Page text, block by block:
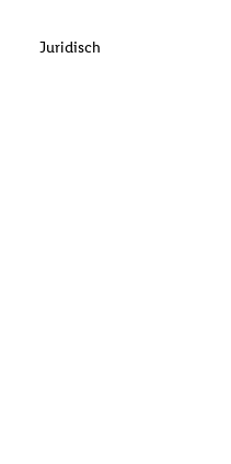
Juridisch